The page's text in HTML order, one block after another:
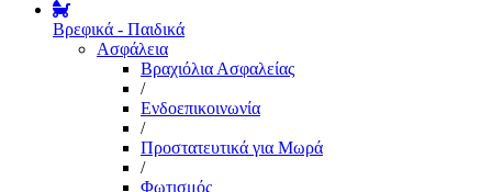
Βρεφικά - Παιδικά
Ασφάλεια
Βραχιόλια Ασφαλείας
/
Ενδοεπικοινωνία
/
Προστατευτικά για Μωρά
/
Φωτισμός